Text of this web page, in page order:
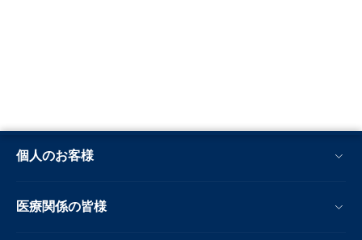
個人のお客様
医療関係の皆様